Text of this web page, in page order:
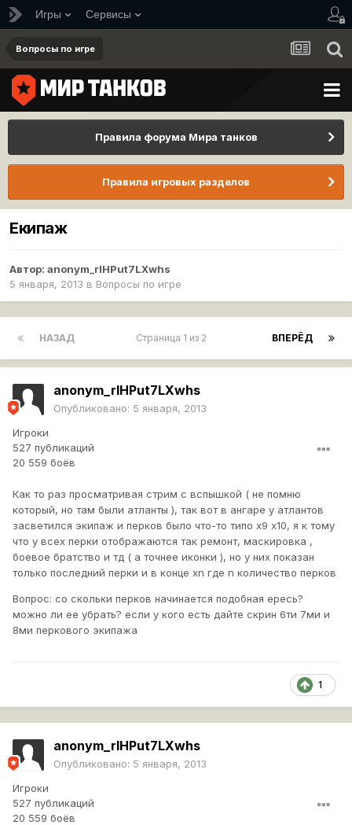
Игры Сервисы
Вопросы по игре
Правила форума Мира танков
Правила игровых разделов
Екипаж
Автор: anonym_rlHPut7LXwhs
5 января, 2013 в Вопросы по игре
НАЗАД ВПЕРЁД
Страница 1 из 2
anonym_rlHPut7LXwhs
Опубликовано: 5 января, 2013
Игроки
527 публикаций
20 559 боёв
Как то раз просматривая стрим с вспышкой ( не помню
который, но там были атланты ), так вот в ангаре у атлантов
засветился экипаж и перков было что-то типо х9 х10, я к тому
что у всех перки отображаются так ремонт, маскировка ,
боевое братство и тд ( а точнее иконки ), но у них показан
только последний перки и в конце хn где n количество перков
Вопрос: со скольки перков начинается подобная ересь?
можно ли ее убрать? если у кого есть дайте скрин 6ти 7ми и
8ми перкового экипажа
1
anonym_rlHPut7LXwhs
Опубликовано: 5 января, 2013
Игроки
527 публикаций
20 559 боёв